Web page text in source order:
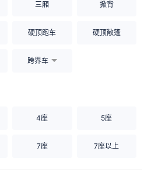
三厢 掀背
硬顶跑车 硬顶敞篷
跨界车
4座 5座
7座 7座以上